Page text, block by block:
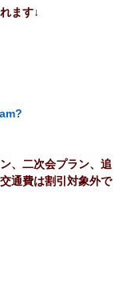
ます↓
、二次会プラン、追
通費は割引対象外で